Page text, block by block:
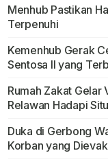
Menhub Pastikan
Terpenuhi
Kemenhub Gerak
Sentosa II yang
Rumah Zakat
Relawan Hadapi
Duka di Gerbong
Korban yang